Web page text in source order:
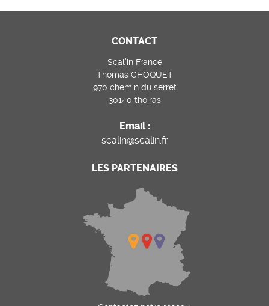
CONTACT
Scal’in France
Thomas CHOQUET
970 chemin du serret
30140 thoiras
Email :
scalin@scalin.fr
LES PARTENAIRES